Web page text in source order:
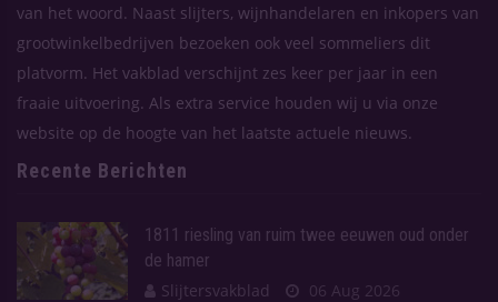
van het woord. Naast slijters, wijnhandelaren en inkopers van
grootwinkelbedrijven bezoeken ook veel sommeliers dit
platvorm. Het vakblad verschijnt zes keer per jaar in een
fraaie uitvoering. Als extra service houden wij u via onze
website op de hoogte van het laatste actuele nieuws.
Recente Berichten
1811 riesling van ruim twee eeuwen oud onder
de hamer
Slijtersvakblad
06 Aug 2026